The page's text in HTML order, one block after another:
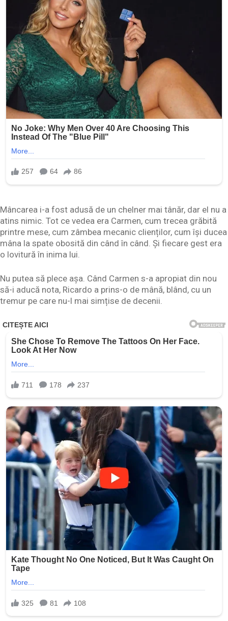
Mâncarea i-a fost adusă de un chelner mai tânăr, dar el nu a
atins nimic. Tot ce vedea era Carmen, cum trecea grăbită
printre mese, cum zâmbea mecanic clienților, cum își ducea
mâna la spate obosită din când în când. Și fiecare gest era
o lovitură în inima lui.
Nu putea să plece așa. Când Carmen s-a apropiat din nou
să-i aducă nota, Ricardo a prins-o de mână, blând, cu un
tremur pe care nu-l mai simțise de decenii.